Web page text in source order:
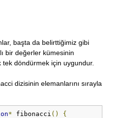
başta da belirttiğimiz gibi
bir değerler kümesinin
tek döndürmek için uygundur.
dizisinin elemanlarını sırayla
* fibonacci ()
{